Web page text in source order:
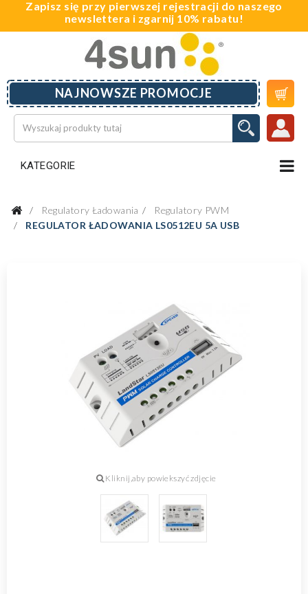
Zapisz się przy pierwszej rejestracji do naszego
newslettera i zgarnij 10% rabatu!
KATEGORIE
NAJNOWSZE PROMOCJE 
Regulatory Ładowania
Regulatory PWM
REGULATOR ŁADOWANIA LS0512EU 5A USB